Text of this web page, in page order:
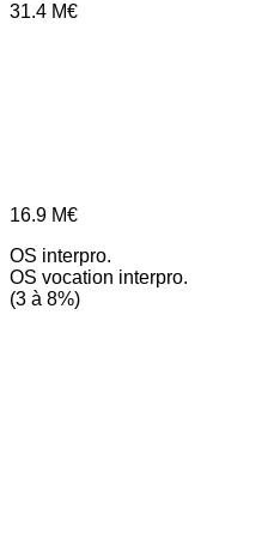
31.4 M€
16.9 M€
OS interpro.
OS vocation interpro.
(3 à 8%)